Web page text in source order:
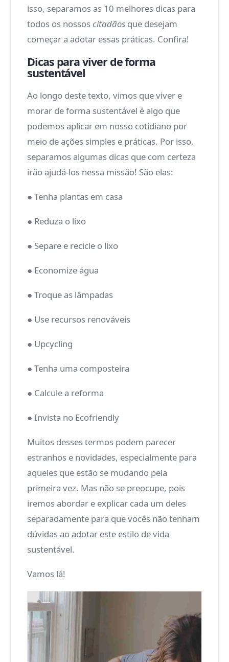
isso, separamos as 10 melhores dicas para
todos os nossos citadãos que desejam
começar a adotar essas práticas. Confira!
Dicas para viver de forma
sustentável
Ao longo deste texto, vimos que viver e
morar de forma sustentável é algo que
podemos aplicar em nosso cotidiano por
meio de ações simples e práticas. Por isso,
separamos algumas dicas que com certeza
irão ajudá-los nessa missão! São elas:
● Tenha plantas em casa
● Reduza o lixo
● Separe e recicle o lixo
● Economize água
● Troque as lâmpadas
● Use recursos renováveis
● Upcycling
● Tenha uma composteira
● Calcule a reforma
● Invista no Ecofriendly
Muitos desses termos podem parecer
estranhos e novidades, especialmente para
aqueles que estão se mudando pela
primeira vez. Mas não se preocupe, pois
iremos abordar e explicar cada um deles
separadamente para que vocês não tenham
dúvidas ao adotar este estilo de vida
sustentável.
Vamos lá!